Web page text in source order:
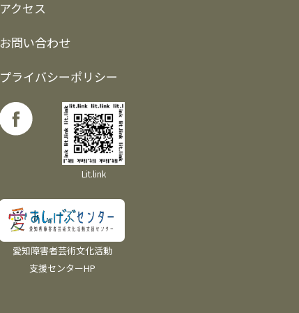
アクセス
お問い合わせ
プライバシーポリシー
Lit.link
愛知障害者芸術文化活動
支援センターHP